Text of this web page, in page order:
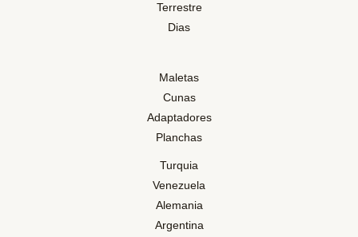
Terrestre
Dias
Maletas
Cunas
Adaptadores
Planchas
Turquia
Venezuela
Alemania
Argentina